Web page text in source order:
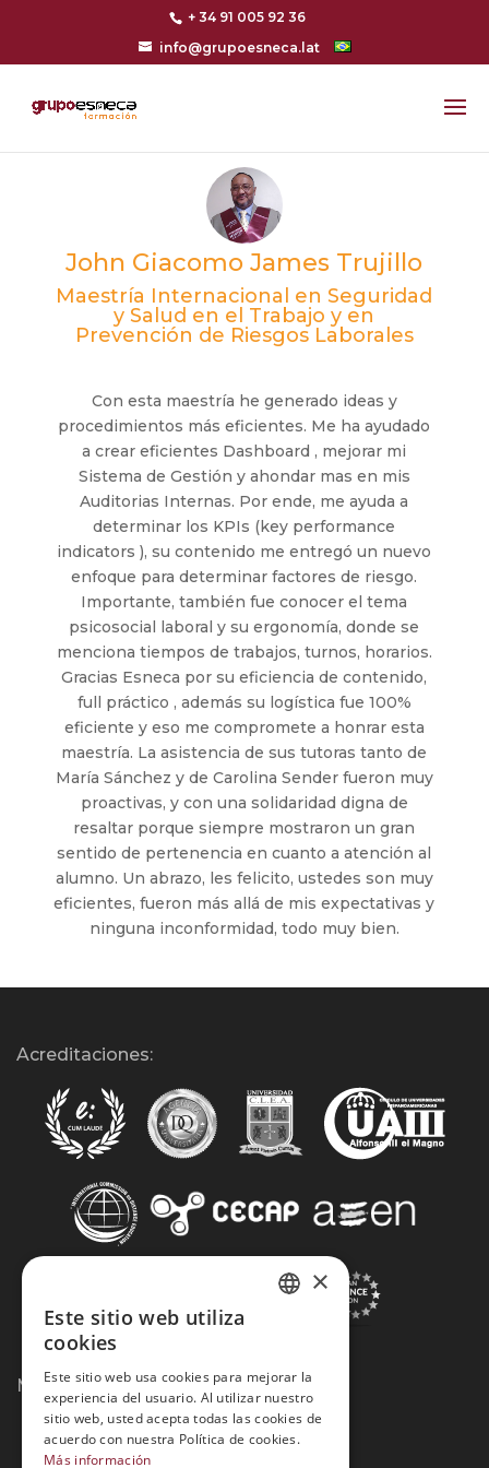
+ 34 91 005 92 36
info@grupoesneca.lat
John Giacomo James Trujillo
Maestría Internacional en Seguridad
y Salud en el Trabajo y en
Prevención de Riesgos Laborales
Con esta maestría he generado ideas y
procedimientos más eficientes. Me ha ayudado
a crear eficientes Dashboard , mejorar mi
Sistema de Gestión y ahondar mas en mis
Auditorias Internas. Por ende, me ayuda a
determinar los KPIs (key performance
indicators ), su contenido me entregó un nuevo
enfoque para determinar factores de riesgo.
Importante, también fue conocer el tema
psicosocial laboral y su ergonomía, donde se
menciona tiempos de trabajos, turnos, horarios.
Gracias Esneca por su eficiencia de contenido,
full práctico , además su logística fue 100%
eficiente y eso me compromete a honrar esta
maestría. La asistencia de sus tutoras tanto de
María Sánchez y de Carolina Sender fueron muy
proactivas, y con una solidaridad digna de
resaltar porque siempre mostraron un gran
sentido de pertenencia en cuanto a atención al
alumno. Un abrazo, les felicito, ustedes son muy
eficientes, fueron más allá de mis expectativas y
ninguna inconformidad, todo muy bien.
Acreditaciones:
Métodos de Pago:
×
Este sitio web utiliza
cookies
Este sitio web usa cookies para mejorar la
experiencia del usuario. Al utilizar nuestro
sitio web, usted acepta todas las cookies de
acuerdo con nuestra Política de cookies.
Más información